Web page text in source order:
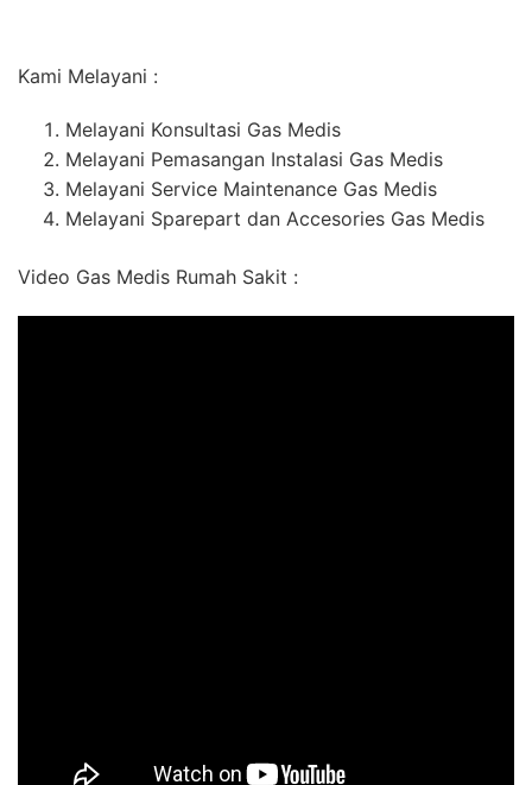
Kami Melayani :
Melayani Konsultasi Gas Medis
Melayani Pemasangan Instalasi Gas Medis
Melayani Service Maintenance Gas Medis
Melayani Sparepart dan Accesories Gas Medis
Video Gas Medis Rumah Sakit :